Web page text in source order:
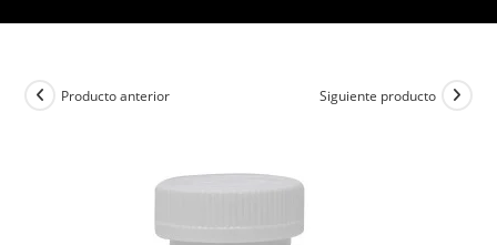
Producto anterior Siguiente producto